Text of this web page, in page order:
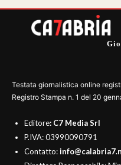
Testata giornalistica online
Registro Stampa n. 1 del 20
Editore: C7 Media Srl
P.IVA: 03990090791
Contatto: